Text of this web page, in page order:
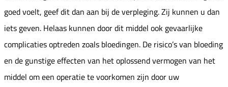
goed voelt, geef dit dan aan bij de verpleging. Zij kunnen u dan
iets geven. Helaas kunnen door dit middel ook gevaarlijke
complicaties optreden zoals bloedingen. De risico’s van bloeding
en de gunstige effecten van het oplossend vermogen van het
middel om een operatie te voorkomen zijn door uw